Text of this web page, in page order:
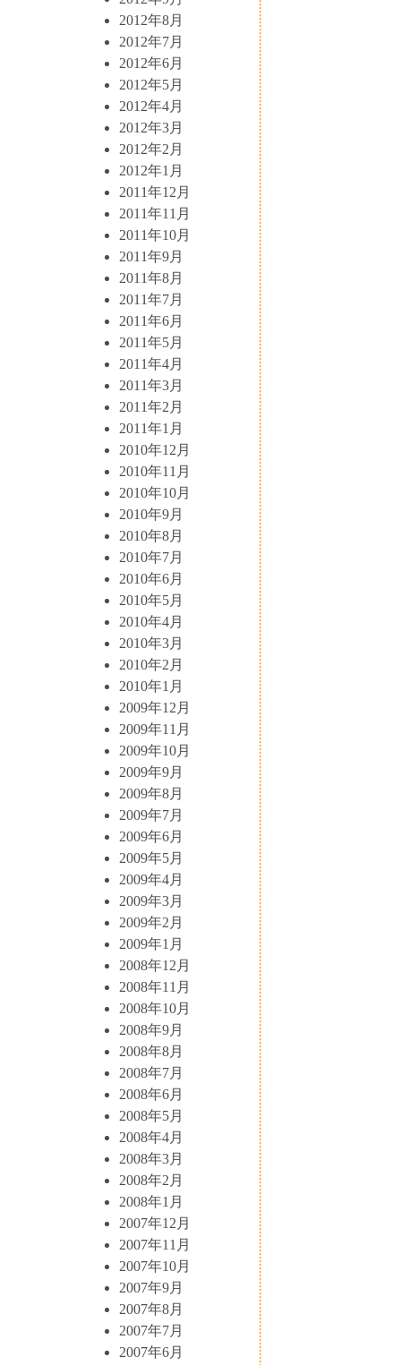
2012年8月
2012年7月
2012年6月
2012年5月
2012年4月
2012年3月
2012年2月
2012年1月
2011年12月
2011年11月
2011年10月
2011年9月
2011年8月
2011年7月
2011年6月
2011年5月
2011年4月
2011年3月
2011年2月
2011年1月
2010年12月
2010年11月
2010年10月
2010年9月
2010年8月
2010年7月
2010年6月
2010年5月
2010年4月
2010年3月
2010年2月
2010年1月
2009年12月
2009年11月
2009年10月
2009年9月
2009年8月
2009年7月
2009年6月
2009年5月
2009年4月
2009年3月
2009年2月
2009年1月
2008年12月
2008年11月
2008年10月
2008年9月
2008年8月
2008年7月
2008年6月
2008年5月
2008年4月
2008年3月
2008年2月
2008年1月
2007年12月
2007年11月
2007年10月
2007年9月
2007年8月
2007年7月
2007年6月